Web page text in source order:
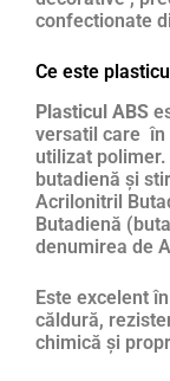
confectionate
Ce este
Plasticul ABS
versatil care în
utilizat
butadienă și
Acrilonitril
Butadienă
denumirea de
Este excelent
căldură,
chimică și